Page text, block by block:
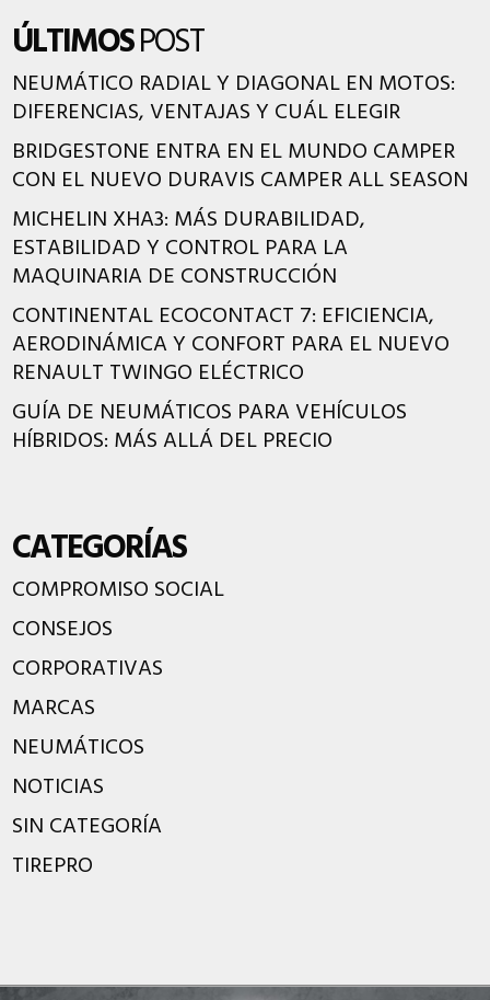
ÚLTIMOSPOST
NEUMÁTICO RADIAL Y DIAGONAL EN MOTOS:
DIFERENCIAS, VENTAJAS Y CUÁL ELEGIR
BRIDGESTONE ENTRA EN EL MUNDO CAMPER
CON EL NUEVO DURAVIS CAMPER ALL SEASON
MICHELIN XHA3: MÁS DURABILIDAD,
ESTABILIDAD Y CONTROL PARA LA
MAQUINARIA DE CONSTRUCCIÓN
CONTINENTAL ECOCONTACT 7: EFICIENCIA,
AERODINÁMICA Y CONFORT PARA EL NUEVO
RENAULT TWINGO ELÉCTRICO
GUÍA DE NEUMÁTICOS PARA VEHÍCULOS
HÍBRIDOS: MÁS ALLÁ DEL PRECIO
CATEGORÍAS
COMPROMISO SOCIAL
CONSEJOS
CORPORATIVAS
MARCAS
NEUMÁTICOS
NOTICIAS
SIN CATEGORÍA
TIREPRO